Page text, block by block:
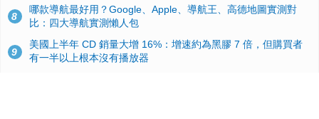
8
哪款導航最好用？Google、Apple、導航王、高德地圖實測對
比：四大導航實測懶人包
9
美國上半年 CD 銷量大增 16%：增速約為黑膠 7 倍，但購買者
有一半以上根本沒有播放器